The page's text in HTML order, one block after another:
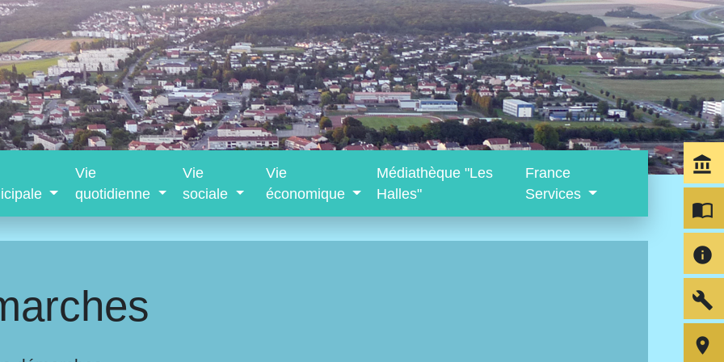
Vie
quotidienne
Vie
sociale
Vie
économique
Médiathèque "Les
Halles"
France
Services
account_balance
import_contacts
info
build
room